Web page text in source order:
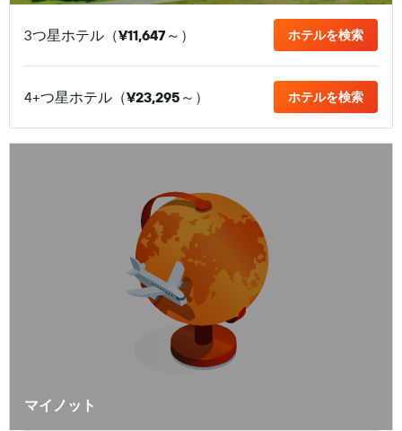
3つ星ホテル（¥11,647​～） ホテルを検索
4+つ星ホテル（¥23,295 ​～） ホテルを検索
マイノット